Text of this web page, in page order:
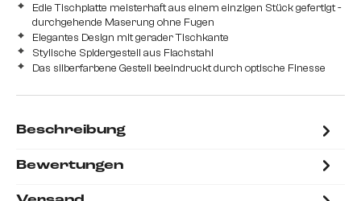
Edle Tischplatte meisterhaft aus einem einzigen Stück gefertigt -
durchgehende Maserung ohne Fugen
Elegantes Design mit gerader Tischkante
Stylische Spidergestell aus Flachstahl
Das silberfarbene Gestell beeindruckt durch optische Finesse
Beschreibung
Bewertungen